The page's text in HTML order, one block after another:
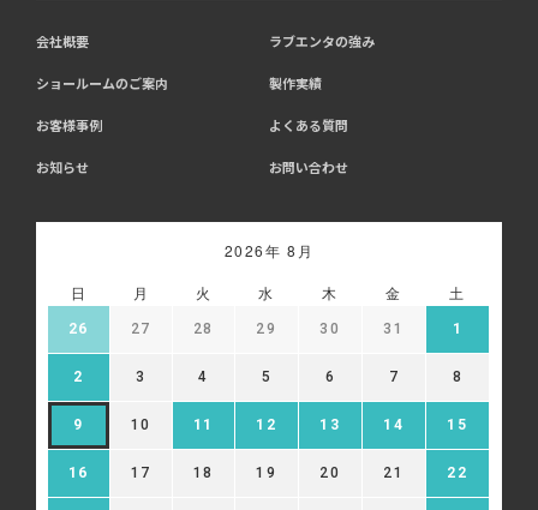
会社概要 ラブエンタの強み
ショールームのご案内 製作実績
お客様事例 よくある質問
お知らせ お問い合わせ
2026年 8月
日 月 火 水 木 金 土
26 27 28 29 30 31 1
2 3 4 5 6 7 8
9 10 11 12 13 14 15
16 17 18 19 20 21 22